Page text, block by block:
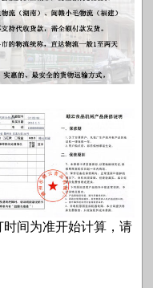
间为准开始计算，请